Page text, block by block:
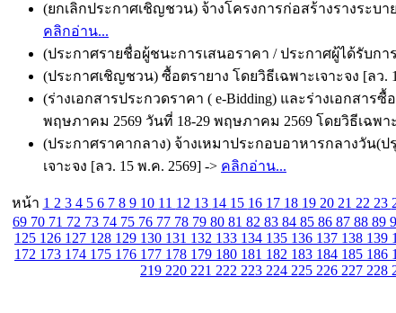
(ยกเลิกประกาศเชิญชวน) จ้างโครงการก่อสร้างรางระบ
คลิกอ่าน...
(ประกาศรายชื่อผู้ชนะการเสนอราคา / ประกาศผู้ได้รับกา
(ประกาศเชิญชวน) ซื้อตรายาง โดยวิธีเฉพาะเจาะจง [ลว.
(ร่างเอกสารประกวดราคา ( e-Bidding) และร่างเอกสา
พฤษภาคม 2569 วันที่ 18-29 พฤษภาคม 2569 โดยวิธีเฉพาะ
(ประกาศราคากลาง) จ้างเหมาประกอบอาหารกลางวัน(
เจาะจง [ลว. 15 พ.ค. 2569] -> คลิกอ่าน...
หน้า 1 2 3 4 5 6 7 8 9 10 11 12 13 14 15 16 17 18 19 20 21 22 23
69 70 71 72 73 74 75 76 77 78 79 80 81 82 83 84 85 86 87 88 89
125 126 127 128 129 130 131 132 133 134 135 136 137 138 139
172 173 174 175 176 177 178 179 180 181 182 183 184 185 186
219 220 221 222 223 224 225 226 227 228